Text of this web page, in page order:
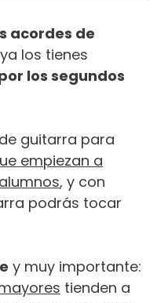
acordes de
los tienes
los segundos
de guitarra para
empiezan a
, y con
podrás tocar
y muy importante:
tienden a